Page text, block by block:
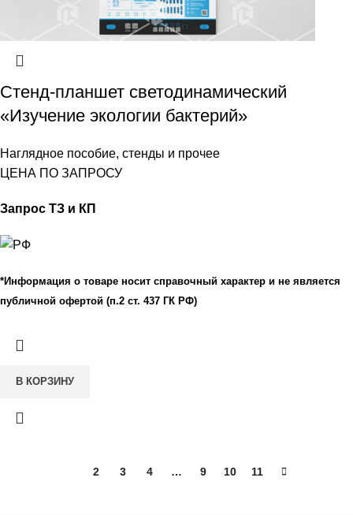
Стенд-планшет светодинамический
«Изучение экологии бактерий»
Наглядное пособие, стенды и прочее
ЦЕНА ПО ЗАПРОСУ
Запрос ТЗ и КП
*Информация о товаре носит справочный характер и не является
публичной офертой (п.2 ст. 437 ГК РФ)
В КОРЗИНУ
2 3 4 … 9 10 11